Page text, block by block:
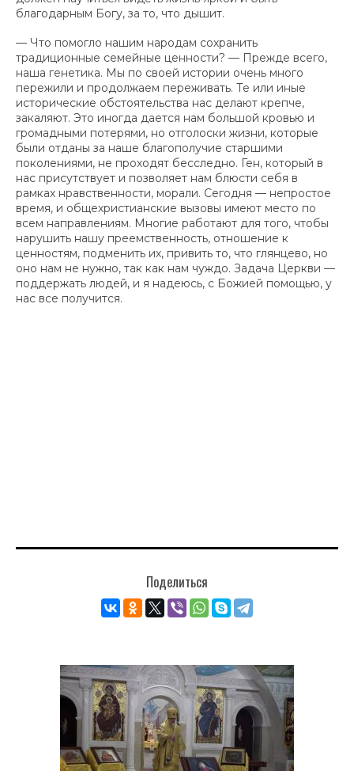
благодарным Богу, за то, что дышит.
— Что помогло нашим народам сохранить
традиционные семейные ценности? — Прежде всего,
наша генетика. Мы по своей истории очень много
пережили и продолжаем переживать. Те или иные
исторические обстоятельства нас делают крепче,
закаляют. Это иногда дается нам большой кровью и
громадными потерями, но отголоски жизни, которые
были отданы за наше благополучие старшими
поколениями, не проходят бесследно. Ген, который в
нас присутствует и позволяет нам блюсти себя в
рамках нравственности, морали. Сегодня — непростое
время, и общехристианские вызовы имеют место по
всем направлениям. Многие работают для того, чтобы
нарушить нашу преемственность, отношение к
ценностям, подменить их, привить то, что глянцево, но
оно нам не нужно, так как нам чуждо. Задача Церкви —
поддержать людей, и я надеюсь, с Божией помощью, у
нас все получится.
Поделиться